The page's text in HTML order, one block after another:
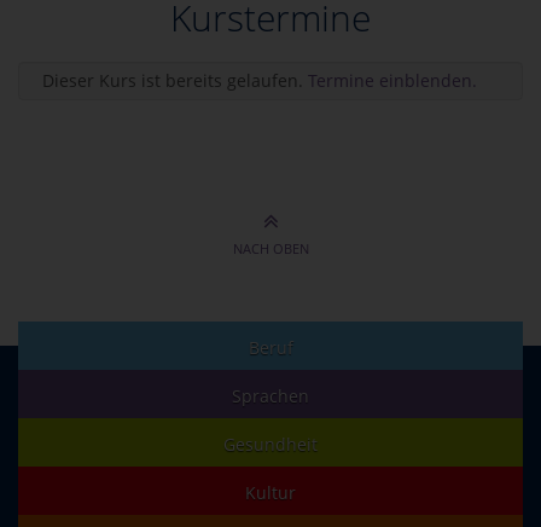
Kurstermine
Dieser Kurs ist bereits gelaufen. Termine einblenden.
NACH OBEN
Beruf
Sprachen
Gesundheit
Kultur